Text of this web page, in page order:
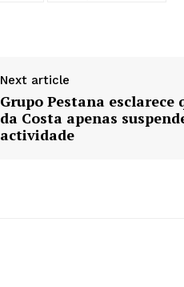
Next article
Grupo Pestana esclarece
da Costa apenas
actividade